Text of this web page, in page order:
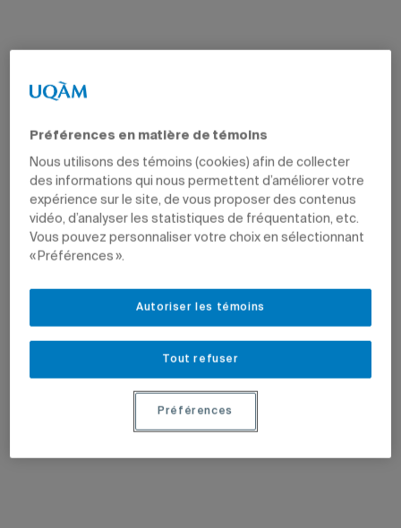
Préférences en matière de témoins
Nous utilisons des témoins (cookies) afin de collecter
des informations qui nous permettent d’améliorer votre
expérience sur le site, de vous proposer des contenus
vidéo, d’analyser les statistiques de fréquentation, etc.
Vous pouvez personnaliser votre choix en sélectionnant
« Préférences ».
Tout refuser
Autoriser les témoins
Préférences